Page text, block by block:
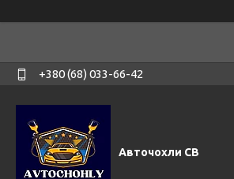
+380 (68) 033-66-42
Авточохли СВ